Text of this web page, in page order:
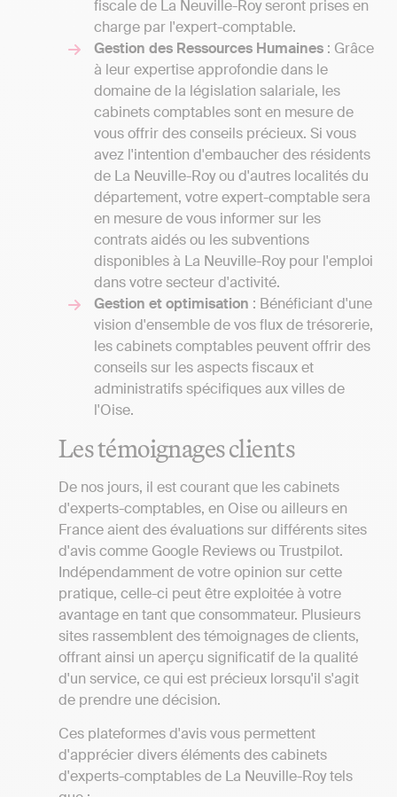
fiscale de La Neuville-Roy seront prises en
charge par l'expert-comptable.
Gestion des Ressources Humaines : Grâce
à leur expertise approfondie dans le
domaine de la législation salariale, les
cabinets comptables sont en mesure de
vous offrir des conseils précieux. Si vous
avez l'intention d'embaucher des résidents
de La Neuville-Roy ou d'autres localités du
département, votre expert-comptable sera
en mesure de vous informer sur les
contrats aidés ou les subventions
disponibles à La Neuville-Roy pour l'emploi
dans votre secteur d'activité.
Gestion et optimisation : Bénéficiant d'une
vision d'ensemble de vos flux de trésorerie,
les cabinets comptables peuvent offrir des
conseils sur les aspects fiscaux et
administratifs spécifiques aux villes de
l'Oise.
Les témoignages clients
De nos jours, il est courant que les cabinets
d'experts-comptables, en Oise ou ailleurs en
France aient des évaluations sur différents sites
d'avis comme Google Reviews ou Trustpilot.
Indépendamment de votre opinion sur cette
pratique, celle-ci peut être exploitée à votre
avantage en tant que consommateur. Plusieurs
sites rassemblent des témoignages de clients,
offrant ainsi un aperçu significatif de la qualité
d'un service, ce qui est précieux lorsqu'il s'agit
de prendre une décision.
Ces plateformes d'avis vous permettent
d'apprécier divers éléments des cabinets
d'experts-comptables de La Neuville-Roy tels